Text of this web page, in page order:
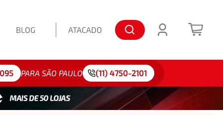
BLOG ATACADO
175/65R15
PARA SÃO PAULO (11) 4750-2101